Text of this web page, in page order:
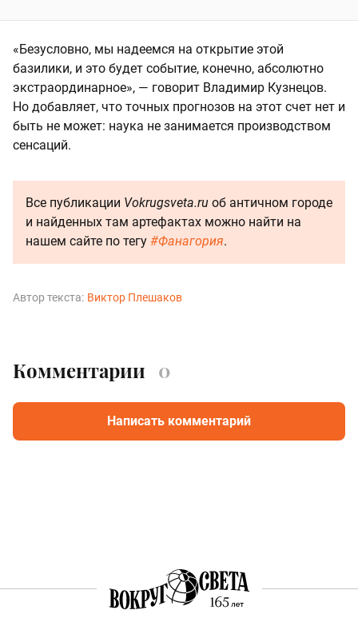
«Безусловно, мы надеемся на открытие этой
базилики, и это будет событие, конечно, абсолютно
экстраординарное», — говорит Владимир Кузнецов.
Но добавляет, что точных прогнозов на этот счет нет и
быть не может: наука не занимается производством
сенсаций.
Все публикации Vokrugsveta.ru об античном городе
и найденных там артефактах можно найти на
нашем сайте по тегу #Фанагория.
Автор текста: Виктор Плешаков
Комментарии 0
Написать комментарий